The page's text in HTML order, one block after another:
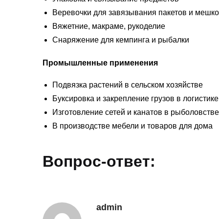
Веревочки для завязывания пакетов и
Вяжетние, макраме, рукоделие
Снаряжение для кемпинга и рыбалки
Промышленные применения
Подвязка растений в сельском хозяйстве
Буксировка и закрепление грузов в логистике
Изготовление сетей и канатов в рыболовстве
В производстве мебели и товаров для дома
Вопрос-ответ:
admin